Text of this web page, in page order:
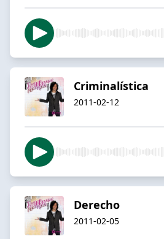
Criminalística
2011-02-12
Derecho
2011-02-05